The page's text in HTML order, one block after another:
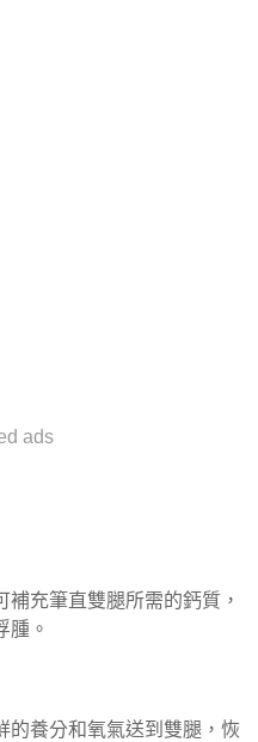
ads
充筆直雙腿所需的鈣質，
腫。
的養分和氧氣送到雙腿，恢